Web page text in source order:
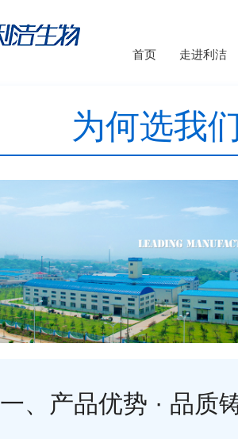
首页 走进利洁
为何选我
一、产品优势 · 品质